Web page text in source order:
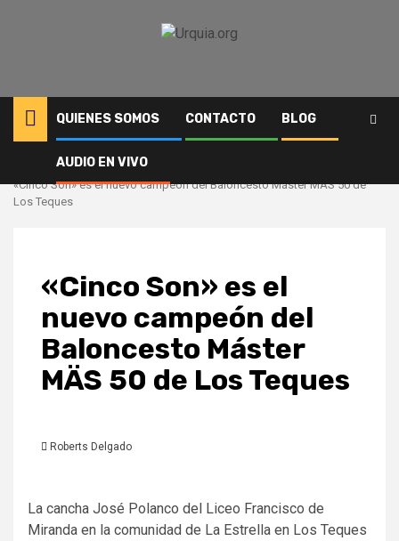
QUIENES SOMOS CONTACTO BLOG
AUDIO EN VIVO
Deportes
«Cinco Son» es el nuevo campeón del Baloncesto Máster MÄS 50 de
Los Teques
«Cinco Son» es el
nuevo campeón del
Baloncesto Máster
MÄS 50 de Los Teques
Roberts Delgado
La cancha José Polanco del Liceo Francisco de
Miranda en la comunidad de La Estrella en Los Teques